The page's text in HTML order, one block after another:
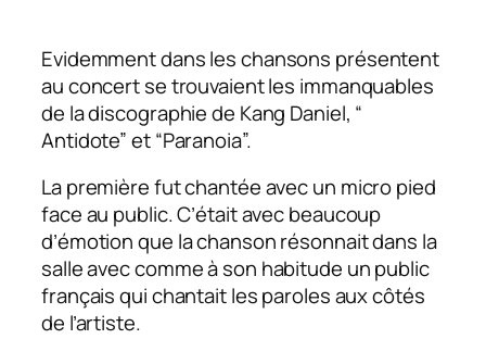
Evidemment dans les chansons présentent
au concert se trouvaient les immanquables
de la discographie de Kang Daniel, “
Antidote” et “Paranoia”.
La première fut chantée avec un micro pied
face au public. C’était avec beaucoup
d’émotion que la chanson résonnait dans la
salle avec comme à son habitude un public
français qui chantait les paroles aux côtés
de l’artiste.